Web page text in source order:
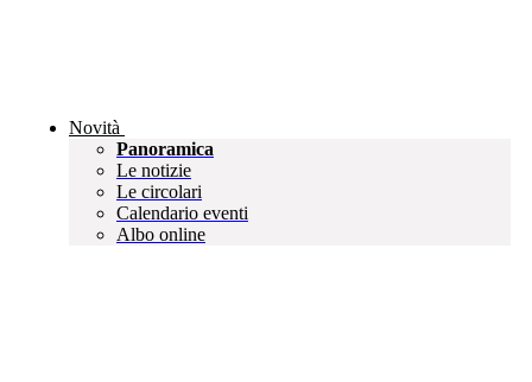
Novità
Panoramica
Le notizie
Le circolari
Calendario eventi
Albo online